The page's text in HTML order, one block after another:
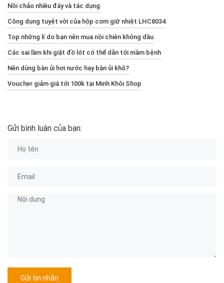
Nồi chảo nhiều đáy và tác dụng
Công dụng tuyệt vời của hộp cơm giữ nhiệt LHC8034
Top những lí do bạn nên mua nồi chiên không dầu
Các sai lầm khi giặt đồ lót có thể dẫn tới mầm bệnh
Nên dùng bàn ủi hơi nước hay bàn ủi khô?
Voucher giảm giá tới 100k tại Minh Khôi Shop
Gửi bình luận của bạn:
Gửi tin nhắn